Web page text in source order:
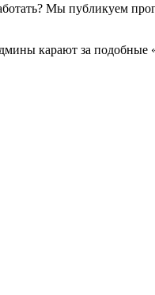
Мы публикуем
карают за подобные